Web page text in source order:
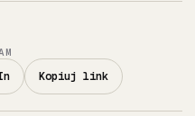
Kopiuj link